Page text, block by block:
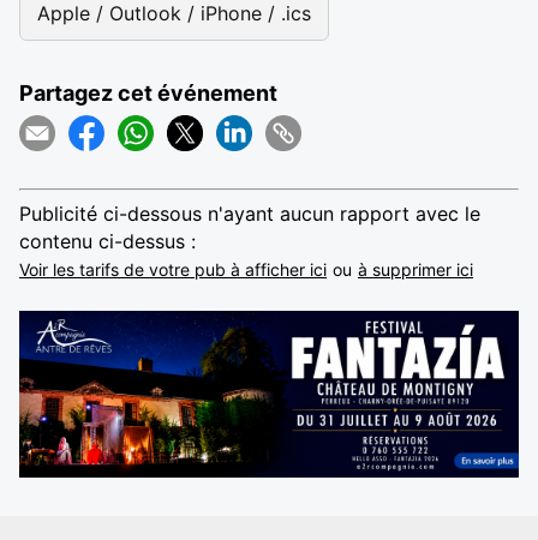
Apple / Outlook / iPhone / .ics
Partagez cet événement
Publicité ci-dessous n'ayant aucun rapport avec le
contenu ci-dessus :
Voir les tarifs de votre pub à afficher ici ou à supprimer ici